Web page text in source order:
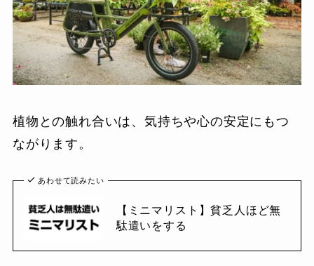
植物との触れ合いは、気持ちや心の安定にもつ
ながります。
あわせて読みたい
【ミニマリスト】貧乏人ほど無
駄遣いをする